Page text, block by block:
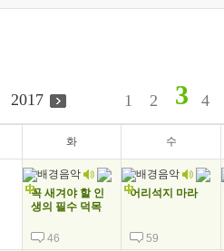
2017 1 2 3 4
화 수
1
꼭 새겨야 할 인
생의 필수 덕목
46
2
어리석지 마라
59